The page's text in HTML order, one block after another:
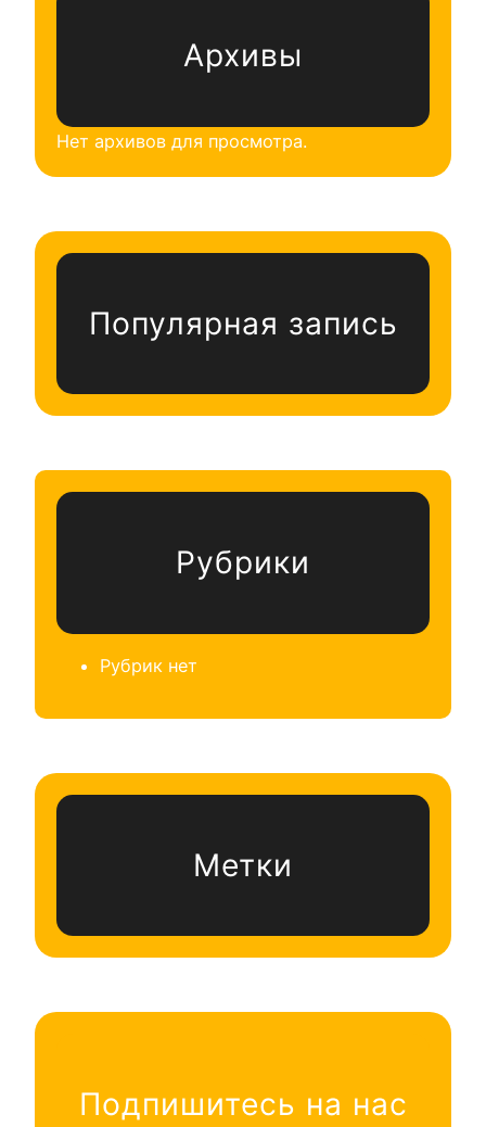
Архивы
Нет архивов для просмотра.
Популярная запись
Рубрики
Рубрик нет
Метки
Подпишитесь на нас